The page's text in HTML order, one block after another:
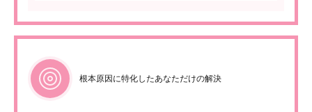
根本原因に特化したあなただけの解決